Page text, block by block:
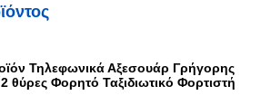
Τηλεφωνικά Αξεσουάρ Γρήγορης
θύρες Φορητό Ταξιδιωτικό Φορτιστή